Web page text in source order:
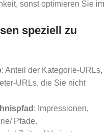
sonst optimieren Sie im
speziell zu
: Anteil der Kategorie-URLs,
URLs, die Sie nicht
: Impressionen,
Pfade.